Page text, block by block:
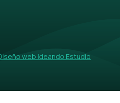
web Ideando Estudio